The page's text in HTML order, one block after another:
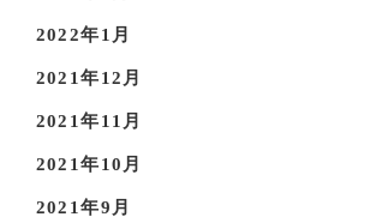
2022年1月
2021年12月
2021年11月
2021年10月
2021年9月